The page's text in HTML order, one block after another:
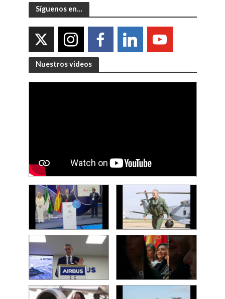
Síguenos en…
Nuestros videos